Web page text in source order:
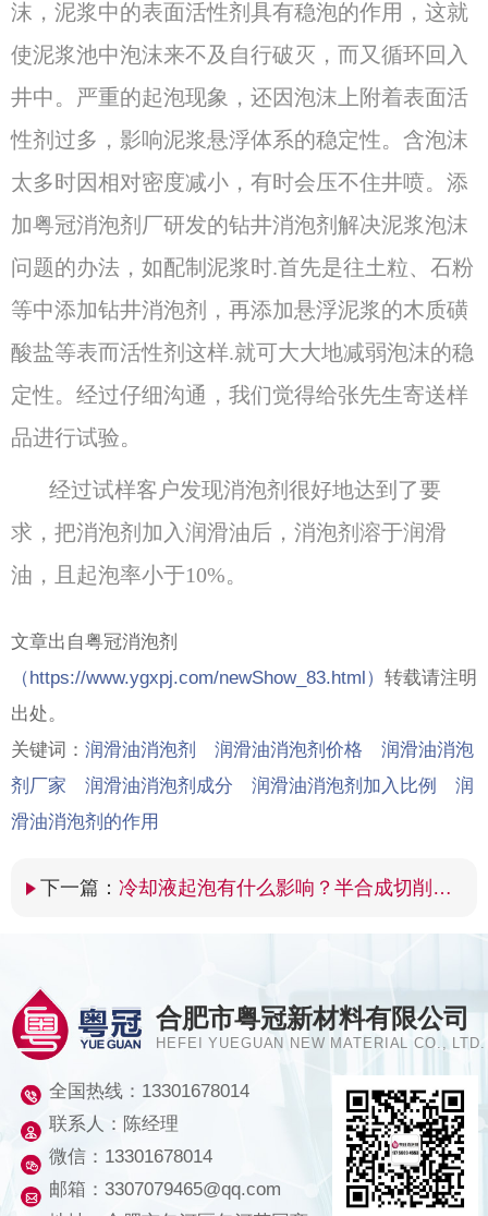
沫，泥浆中的表面活性剂具有稳泡的作用，这就
使泥浆池中泡沫来不及自行破灭，而又循环回入
井中。严重的起泡现象，还因泡沫上附着表面活
性剂过多，影响泥浆悬浮体系的稳定性。含泡沫
太多时因相对密度减小，有时会压不住井喷。添
加粤冠消泡剂厂研发的钻井消泡剂解决泥浆泡沫
问题的办法，如配制泥浆时.首先是往土粒、石粉
等中添加钻井消泡剂，再添加悬浮泥浆的木质磺
酸盐等表而活性剂这样.就可大大地减弱泡沫的稳
定性。 经过仔细沟通，我们觉得给张先生寄送样
品进行试验。
经过试样客户发现消泡剂很好地达到了要
求，把消泡剂加入润滑油后，消泡剂溶于润滑
油，且起泡率小于10%。
文章出自粤冠消泡剂
（https://www.ygxpj.com/newShow_83.html） 转载请注明
出处。
关键词： 润滑油消泡剂 润滑油消泡剂价格 润滑油消泡
剂厂家 润滑油消泡剂成分 润滑油消泡剂加入比例 润
滑油消泡剂的作用
下一篇： 冷却液起泡有什么影响？半合成切削液消泡剂效果怎样？
合肥市粤冠新材料有限公司
HEFEI YUEGUAN NEW MATERIAL CO., LTD.
全国热线： 13301678014
联系人：陈经理
微信：13301678014
邮箱：3307079465@qq.com